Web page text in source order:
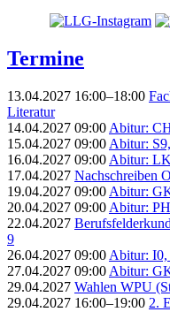
Termine
13.04.2027 16:00–18:00
Literatur
14.04.2027 09:00 Abitur:
15.04.2027 09:00 Abitur:
16.04.2027 09:00 Abitur:
17.04.2027 Nachschreiben
19.04.2027 09:00 Abitur:
20.04.2027 09:00 Abitur: PH
22.04.2027
9
26.04.2027 09:00 Abitur: I0,
27.04.2027 09:00 Abitur:
29.04.2027 Wahlen WPU
29.04.2027 16:00–19:00 2.